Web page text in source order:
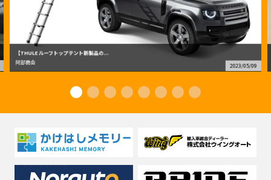
【THULE ルーフトップテント新製品の...
阿部商会
2023/05/09